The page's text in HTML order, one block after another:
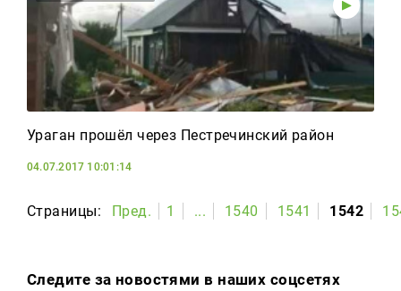
Ураган прошёл через Пестречинский район
04.07.2017 10:01:14
Страницы: Пред. 1 ... 1540 1541 1542
Следите за новостями в наших соцсетях